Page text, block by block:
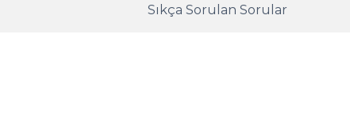
Sıkça Sorulan Sorular